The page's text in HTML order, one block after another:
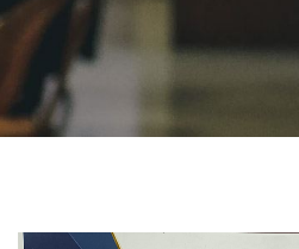
الأنظمة الذكية
الإعلام
الطلاب